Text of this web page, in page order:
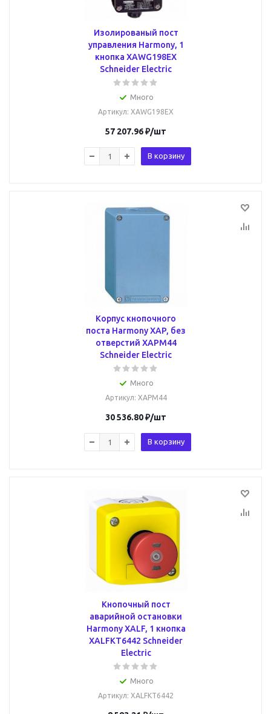
Изолированый пост
управления Harmony, 1
кнопка XAWG198EX
Schneider Electric
Много
Артикул: XAWG198EX
57 207.96₽/шт
В корзину
Корпус кнопочного
поста Harmony XAP, без
отверстий XAPM44
Schneider Electric
Много
Артикул: XAPM44
30 536.80₽/шт
В корзину
Кнопочный пост
аварийной остановки
Harmony XALF, 1 кнопка
XALFKT6442 Schneider
Electric
Много
Артикул: XALFKT6442